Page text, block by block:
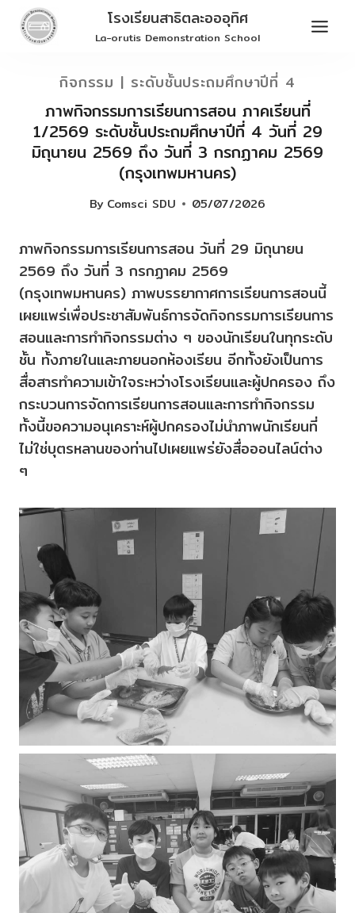
Skip
โรงเรียนสาธิตละอออุทิศ
La-orutis Demonstration School
กิจกรรม | ระดับชั้นประถมศึกษาปีที่ 4
ภาพกิจกรรมการเรียนการสอน ภาคเรียนที่
1/2569 ระดับชั้นประถมศึกษาปีที่ 4 วันที่ 29
มิถุนายน 2569 ถึง วันที่ 3 กรกฏาคม 2569
(กรุงเทพมหานคร)
By Comsci SDU 05/07/2026
ภาพกิจกรรมการเรียนการสอน วันที่ 29 มิถุนายน
2569 ถึง วันที่ 3 กรกฏาคม 2569
(กรุงเทพมหานคร) ภาพบรรยากาศการเรียนการสอนนี้
เผยแพร่เพื่อประชาสัมพันธ์การจัดกิจกรรมการเรียนการ
สอนและการทำกิจกรรมต่าง ๆ ของนักเรียนในทุกระดับ
ชั้น ทั้งภายในและภายนอกห้องเรียน อีกทั้งยังเป็นการ
สื่อสารทำความเข้าใจระหว่างโรงเรียนและผู้ปกครอง ถึง
กระบวนการจัดการเรียนการสอนและการทำกิจกรรม
ทั้งนี้ขอความอนุเคราะห์ผู้ปกครองไม่นำภาพนักเรียนที่
ไม่ใช่บุตรหลานของท่านไปเผยแพร่ยังสื่อออนไลน์ต่าง
ๆ